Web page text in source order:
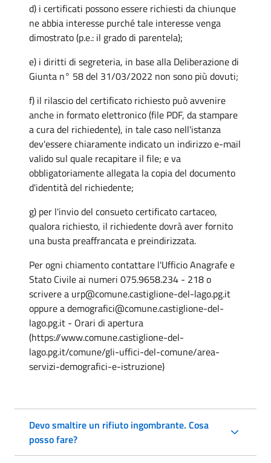
d) i certificati possono essere richiesti da chiunque
ne abbia interesse purché tale interesse venga
dimostrato (p.e.: il grado di parentela);
e) i diritti di segreteria, in base alla Deliberazione di
Giunta n° 58 del 31/03/2022 non sono più dovuti;
f) il rilascio del certificato richiesto può avvenire
anche in formato elettronico (file PDF, da stampare
a cura del richiedente), in tale caso nell'istanza
dev'essere chiaramente indicato un indirizzo e-mail
valido sul quale recapitare il file; e va
obbligatoriamente allegata la copia del documento
d'identità del richiedente;
g) per l'invio del consueto certificato cartaceo,
qualora richiesto, il richiedente dovrà aver fornito
una busta preaffrancata e preindirizzata.
Per ogni chiamento contattare l'Ufficio Anagrafe e
Stato Civile ai numeri 075.9658.234 - 218 o
scrivere a urp@comune.castiglione-del-lago.pg.it
oppure a demografici@comune.castiglione-del-
lago.pg.it - Orari di apertura
(https://www.comune.castiglione-del-
lago.pg.it/comune/gli-uffici-del-comune/area-
servizi-demografici-e-istruzione)
Devo smaltire un rifiuto ingombrante. Cosa
posso fare?